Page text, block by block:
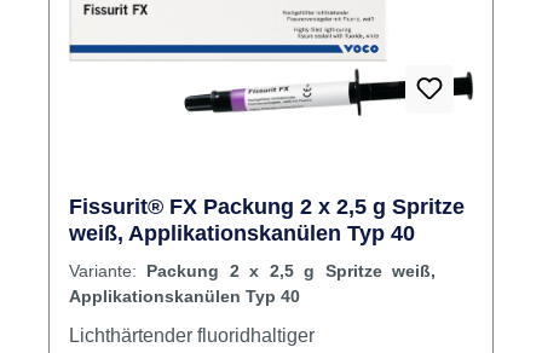
Fissurit® FX Packung 2 x 2,5 g Spritze
weiß, Applikationskanülen Typ 40
Variante: Packung 2 x 2,5 g Spritze weiß,
Applikationskanülen Typ 40
Lichthärtender fluoridhaltiger